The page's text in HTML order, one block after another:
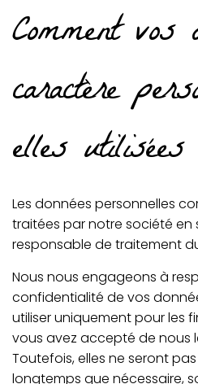
Comment vos
caractère
elles
Les données personnelles
traitées par notre société en
responsable de traitement
Nous nous engageons à
confidentialité de vos
utiliser uniquement pour les
vous avez accepté de nous
Toutefois, elles ne seront
longtemps que nécessaire,